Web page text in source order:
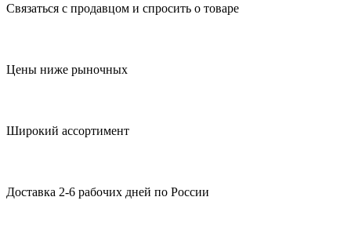
Связаться с продавцом и спросить о товаре
Цены ниже рыночных
Широкий ассортимент
Доставка 2-6 рабочих дней по России